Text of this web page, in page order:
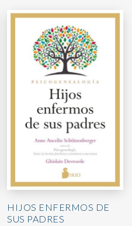
HIJOS ENFERMOS DE
SUS PADRES